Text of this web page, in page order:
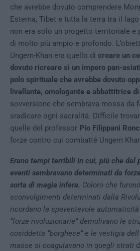
che avrebbe dovuto comprendere
Esterna, Tibet e tutta la terra tra il
non era solo un progetto territoriale e
di molto più ampio e profondo.
Ungern-Khan era quello di creare un
dovuto ricreare sì un impero pan-
polo spirituale che avrebbe dovuto
livellante, omologante e abbattitrice
sovversione che sembrava mossa da
sradicare ogni sacralità. Difficile
quelle del professor Pio Filippani
forze contro cui combatté Ungern
Erano tempi terribili in cui, piú che dal
eventi sembravano determinati da
sorta di magia infera. Coloro che
sconvolgimenti determinati dalla
ricordano la spaventevole
“forze rivoluzionarie” demolivano le
cosiddetta “borghese” e le vestigia
masse si coagulavano in quegli strati